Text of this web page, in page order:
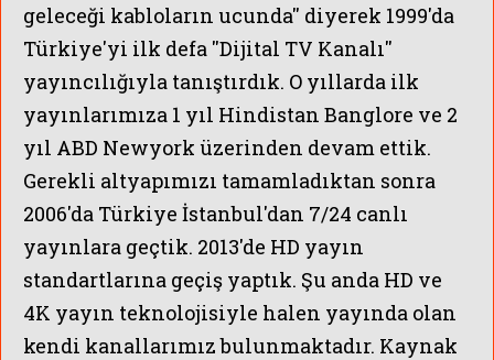
geleceği kabloların ucunda'' diyerek 1999'da
Türkiye'yi ilk defa ''Dijital TV Kanalı''
yayıncılığıyla tanıştırdık. O yıllarda ilk
yayınlarımıza 1 yıl Hindistan Banglore ve 2
yıl ABD Newyork üzerinden devam ettik.
Gerekli altyapımızı tamamladıktan sonra
2006'da Türkiye İstanbul'dan 7/24 canlı
yayınlara geçtik. 2013'de HD yayın
standartlarına geçiş yaptık. Şu anda HD ve
4K yayın teknolojisiyle halen yayında olan
kendi kanallarımız bulunmaktadır. Kaynak